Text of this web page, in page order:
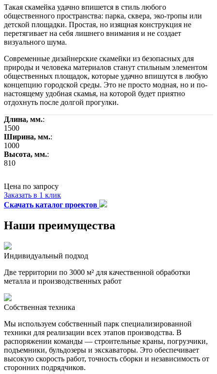
Такая скамейка удачно впишется в стиль любого
общественного пространства: парка, сквера, эко-тропы или
детской площадки. Простая, но изящная конструкция не
перетягивает на себя лишнего внимания и не создает
визуального шума.
Современные дизайнерские скамейки из безопасных для
природы и человека материалов станут стильным элементом
общественных площадок, которые удачно впишутся в любую
концепцию городской среды. Это не просто модная, но и по-
настоящему удобная скамья, на которой будет приятно
отдохнуть после долгой прогулки.
Длина, мм.:
1500
Ширина, мм.:
1000
Высота, мм.:
810
Цена по запросу
Заказать в 1 клик
Скачать каталог проектов
Наши преимущества
Индивидуальный подход
Две территории по 3000 м² для качественной обработки
металла и производственных работ
Собственная техника
Мы используем собственный парк специализированной
техники для реализации всех этапов производства. В
распоряжении команды — строительные краны, погрузчики,
подъемники, бульдозеры и экскаваторы. Это обеспечивает
высокую скорость работ, точность сборки и независимость от
сторонних подрядчиков.